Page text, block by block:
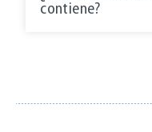
contiene?